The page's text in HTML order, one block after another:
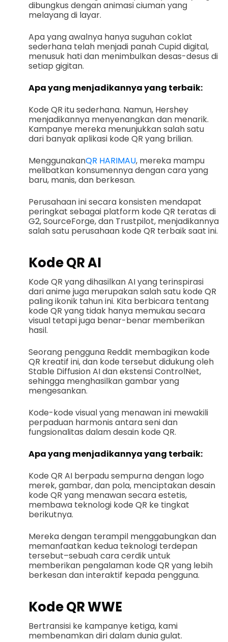
dibungkus dengan animasi ciuman yang
melayang di layar.
Apa yang awalnya hanya suguhan coklat
sederhana telah menjadi panah Cupid digital,
menusuk hati dan menimbulkan desas-desus di
setiap gigitan.
Apa yang menjadikannya yang terbaik:
Kode QR itu sederhana. Namun, Hershey
menjadikannya menyenangkan dan menarik.
Kampanye mereka menunjukkan salah satu
dari banyak aplikasi kode QR yang brilian.
MenggunakanQR HARIMAU, mereka mampu
melibatkan konsumennya dengan cara yang
baru, manis, dan berkesan.
Perusahaan ini secara konsisten mendapat
peringkat sebagai platform kode QR teratas di
G2, SourceForge, dan Trustpilot, menjadikannya
salah satu perusahaan kode QR terbaik saat ini.
Kode QR AI
Kode QR yang dihasilkan AI yang terinspirasi
dari anime juga merupakan salah satu kode QR
paling ikonik tahun ini. Kita berbicara tentang
kode QR yang tidak hanya memukau secara
visual tetapi juga benar-benar memberikan
hasil.
Seorang pengguna Reddit membagikan kode
QR kreatif ini, dan kode tersebut didukung oleh
Stable Diffusion AI dan ekstensi ControlNet,
sehingga menghasilkan gambar yang
mengesankan.
Kode-kode visual yang menawan ini mewakili
perpaduan harmonis antara seni dan
fungsionalitas dalam desain kode QR.
Apa yang menjadikannya yang terbaik:
Kode QR AI berpadu sempurna dengan logo
merek, gambar, dan pola, menciptakan desain
kode QR yang menawan secara estetis,
membawa teknologi kode QR ke tingkat
berikutnya.
Mereka dengan terampil menggabungkan dan
memanfaatkan kedua teknologi terdepan
tersebut–sebuah cara cerdik untuk
memberikan pengalaman kode QR yang lebih
berkesan dan interaktif kepada pengguna.
Kode QR WWE
Bertransisi ke kampanye ketiga, kami
membenamkan diri dalam dunia gulat.